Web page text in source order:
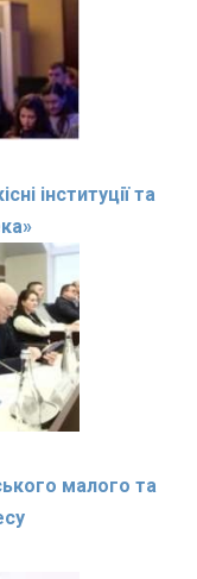
інституції та
малого та